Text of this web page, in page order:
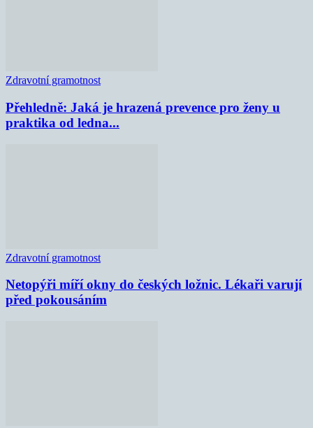
Zdravotní gramotnost
Přehledně: Jaká je hrazená prevence pro ženy u
praktika od ledna...
Zdravotní gramotnost
Netopýři míří okny do českých ložnic. Lékaři varují
před pokousáním